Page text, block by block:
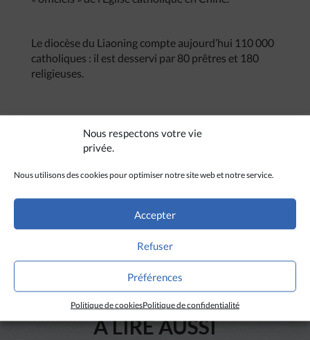
Nous respectons votre vie
privée.
Nous utilisons des cookies pour optimiser notre site web et notre service.
Accepter
Refuser
Préférences
Politique de cookiesPolitique de confidentialité
Le diocèse du Liaoning compte aujourd’hui 110 000
catholiques : il est desservi par 80 prêtres et 180
religieuses.
A LIRE AUSSI